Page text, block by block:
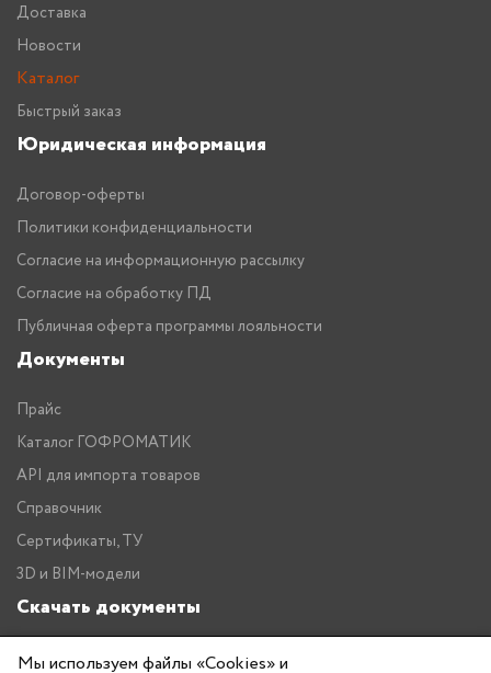
Доставка
Новости
Каталог
Быстрый заказ
Юридическая информация
Договор-оферты
Политики конфиденциальности
Согласие на информационную рассылку
Согласие на обработку ПД
Публичная оферта программы лояльности
Документы
Прайс
Каталог ГОФРОМАТИК
API для импорта товаров
Справочник
Сертификаты, ТУ
3D и BIM-модели
Скачать документы
Прайс
Мы используем файлы «Cookies» и